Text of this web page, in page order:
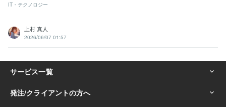
IT・テクノロジー
上村 真人
2026/06/07 01:57